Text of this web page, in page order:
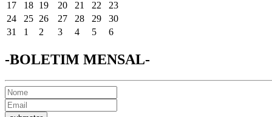
17
18 19 20 21 22
23
24
25 26 27 28 29
30
31
1 2 3 4 5 6
-BOLETIM MENSAL-